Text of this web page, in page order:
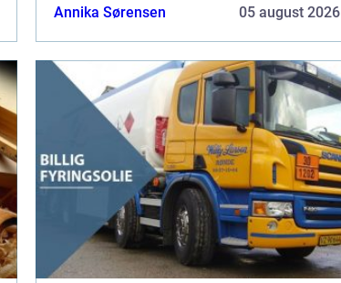
Annika Sørensen 05 august 2026